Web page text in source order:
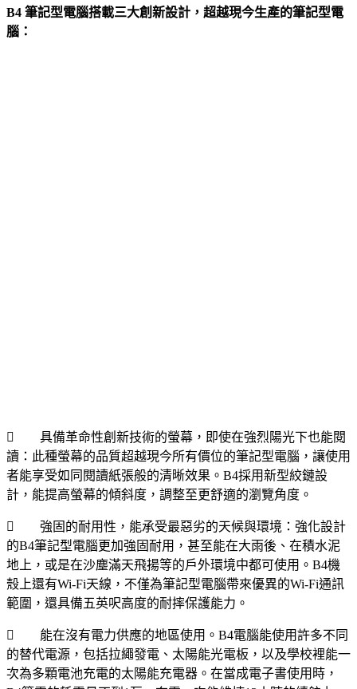
B4 筆記型電腦搭載三大創新設計，超越現今生產的筆記型電
腦：
 具備革命性創新技術的螢幕，即使在強烈陽光下也能閱
讀：此種螢幕的品質超越現今所有價位的筆記型電腦，讓使用
者能享受如同閱讀紙張般的清晰效果。B4採用新型絞鏈設
計，能提高螢幕的傾斜度，調整至更舒適的瀏覽角度。
 強固的耐用性，能承受最惡劣的天候與環境：強化設計
的B4筆記型電腦更加強固耐用，甚至能在大雨後、在積水泥
地上，或是在沙塵滿天飛揚等的戶外環境中都可使用。B4機
殼上還有Wi-Fi天線，不僅為筆記型電腦帶來優異的Wi-Fi通訊
範圍，還具備五英呎高度的耐摔保護能力。
 能在沒有電力供應的地區使用。B4電腦能使用許多不同
的替代電源，包括拉繩發電、太陽能光電板，以及學校裡能一
次為多顆電池充電的太陽能充電器。在當成電子書使用時，